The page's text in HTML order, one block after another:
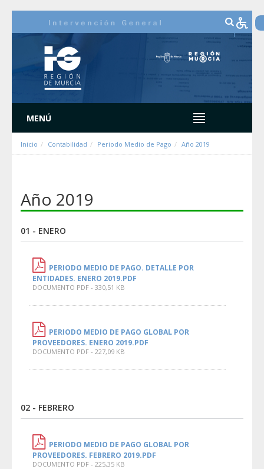
MENÚ
Inicio Contabilidad Periodo Medio de Pago Año 2019
Año 2019
01 - ENERO
PERIODO MEDIO DE PAGO. DETALLE POR
ENTIDADES. ENERO 2019.PDF
DOCUMENTO PDF - 330,51 KB
PERIODO MEDIO DE PAGO GLOBAL POR
PROVEEDORES. ENERO 2019.PDF
DOCUMENTO PDF - 227,09 KB
02 - FEBRERO
PERIODO MEDIO DE PAGO GLOBAL POR
PROVEEDORES. FEBRERO 2019.PDF
DOCUMENTO PDF - 225,35 KB